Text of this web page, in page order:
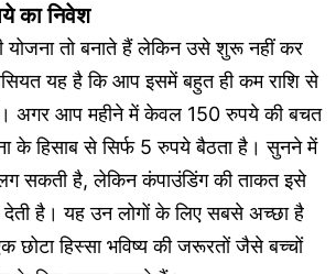
का निवेश
योजना तो बनाते हैं लेकिन उसे शुरू नहीं कर
यह है कि आप इसमें बहुत ही कम राशि से
आप महीने में केवल 150 रुपये की बचत
के हिसाब से सिर्फ 5 रुपये बैठता है। सुनने में
सकती है, लेकिन कंपाउंडिंग की ताकत इसे
है। यह उन लोगों के लिए सबसे अच्छा है
छोटा हिस्सा भविष्य की जरूरतों जैसे बच्चों